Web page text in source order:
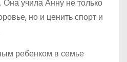
Она учила Анну не только
но и ценить спорт и
ребенком в семье